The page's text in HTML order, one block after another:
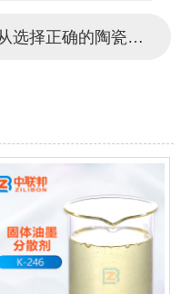
提升陶瓷品质，从选择正确的陶瓷分散剂开始